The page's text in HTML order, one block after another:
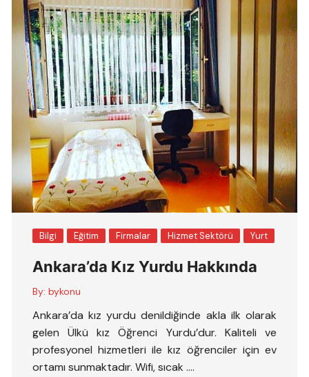
Bilgi Eğitim Firmalar Hizmet Sektörü Yurt
Ankara’da Kız Yurdu Hakkında
By: bykonu
Ankara’da kız yurdu denildiğinde akla ilk olarak
gelen Ülkü kız Öğrenci Yurdu’dur. Kaliteli ve
profesyonel hizmetleri ile kız öğrenciler için ev
ortamı sunmaktadır. Wifi, sıcak ….